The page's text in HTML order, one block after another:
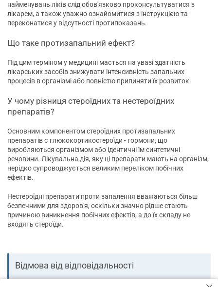
найменувань ліків слід обов'язково проконсультуватися з
лікарем, а також уважно ознайомитися з інструкцією та
переконатися у відсутності протипоказань.
Що таке протизапальний ефект?
Під цим терміном у медицині мається на увазі здатність
лікарських засобів знижувати інтенсивність запальних
процесів в організмі або повністю припиняти їх розвиток.
У чому різниця стероїдних та нестероїдних
препаратів?
Основним компонентом стероїдних протизапальних
препаратів є глюкокортикостероїди - гормони, що
виробляються організмом або ідентичні їм синтетичні
речовини. Лікувальна дія, яку ці препарати мають на організм,
нерідко супроводжується великим переліком побічних
ефектів.
Нестероїдні препарати проти запалення вважаються більш
безпечними для здоров'я, оскільки значно рідше стають
причиною виникнення побічних ефектів, а до їх складу не
входять стероїди.
Відмова від відповідальності